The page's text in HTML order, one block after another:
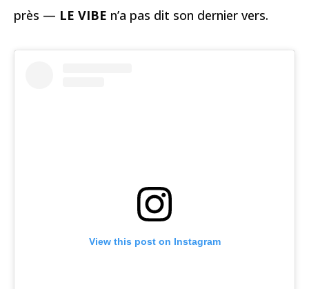
près — LE VIBE n’a pas dit son dernier vers.
View this post on Instagram